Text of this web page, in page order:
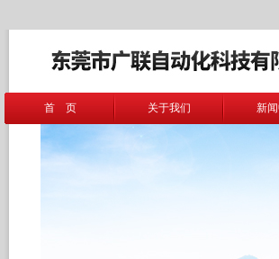
首 页 关于我们 新